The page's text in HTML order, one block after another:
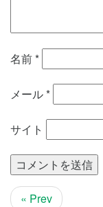
名前*
メール*
サイト
« Prev